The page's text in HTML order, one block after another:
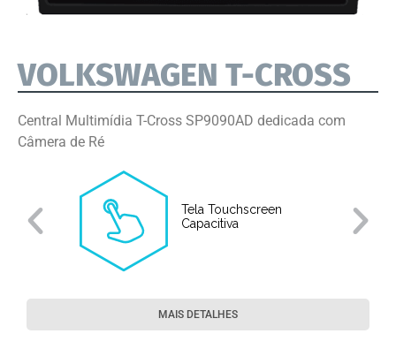
VOLKSWAGEN T-CROSS
Central Multimídia T-Cross SP9090AD dedicada com
Câmera de Ré
Tela Touchscreen
Capacitiva
MAIS DETALHES